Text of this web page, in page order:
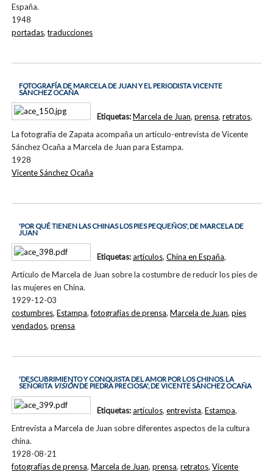
España.
1948
portadas,traducciones
FOTOGRAFÍA DE MARCELA DE JUAN Y EL PERIODISTA VICENTE
SÁNCHEZ OCAÑA
La fotografía de Zapata acompaña un artículo-entrevista de Vicente
Sánchez Ocaña a Marcela de Juan para Estampa.
1928
Etiquetas:Marcela de Juan, prensa, retratos,
Vicente Sánchez Ocaña
'POR QUÉ TIENEN LAS CHINAS LOS PIES PEQUEÑOS', DE MARCELA DE
JUAN
Artículo de Marcela de Juan sobre la costumbre de reducir los pies de
las mujeres en China.
1929-12-03
Etiquetas:artículos, China en España,
costumbres,Estampa,fotografías de prensa,Marcela de Juan,pies
vendados,prensa
'DESCUBRIMIENTO Y CONQUISTA DEL AMOR POR LOS CHINOS. LA
SEÑORITA VISIÓNDE PIEDRA PRECIOSA', DE VICENTE SÁNCHEZ OCAÑA
Entrevista a Marcela de Juan sobre diferentes aspectos de la cultura
china.
1928-08-21
Etiquetas:artículos, entrevista, Estampa,
fotografías de prensa,Marcela de Juan,prensa,retratos,Vicente